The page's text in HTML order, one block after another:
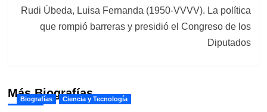
Rudi Úbeda, Luisa Fernanda (1950-VVVV). La política
que rompió barreras y presidió el Congreso de los
Diputados
Más Biografías
Biografías Ciencia y Tecnología